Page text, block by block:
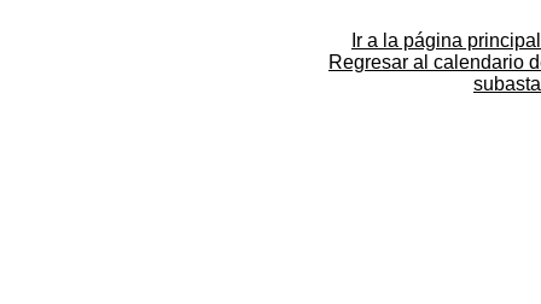
Ir a la página principal
Regresar al calendario